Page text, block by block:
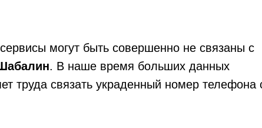
могут быть совершенно не связаны с
. В наше время больших данных
труда связать украденный номер телефона